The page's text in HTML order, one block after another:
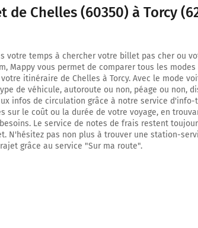
N1031
Route Nationale
km
rond-point, prendre la 2ème sortie sur N31 et
Estrées-Saint-Denis
Clermont
km
de Chelles (60350) à Torcy
votre temps à chercher votre billet pas cher ou
Mappy vous permet de comparer tous les
itinéraire de Chelles à Torcy. Avec le mode
de véhicule, autoroute ou non, péage ou non,
infos de circulation grâce à notre service
sur le coût ou la durée de votre voyage, en
Le service de notes de frais restent
N'hésitez pas non plus à trouver une station-
grâce au service "Sur ma route".